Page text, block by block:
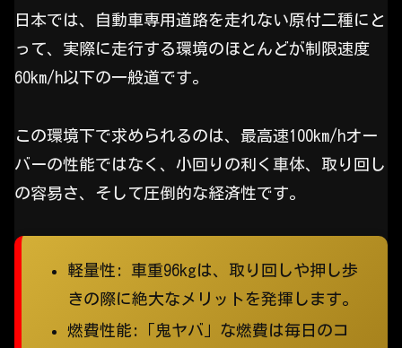
日本では、自動車専用道路を走れない原付二種にと
って、実際に走行する環境のほとんどが制限速度
60km/h以下の一般道です。
この環境下で求められるのは、最高速100km/hオー
バーの性能ではなく、小回りの利く車体、取り回し
の容易さ、そして圧倒的な経済性です。
軽量性: 車重96kgは、取り回しや押し歩
きの際に絶大なメリットを発揮します。
燃費性能:「鬼ヤバ」な燃費は毎日のコ